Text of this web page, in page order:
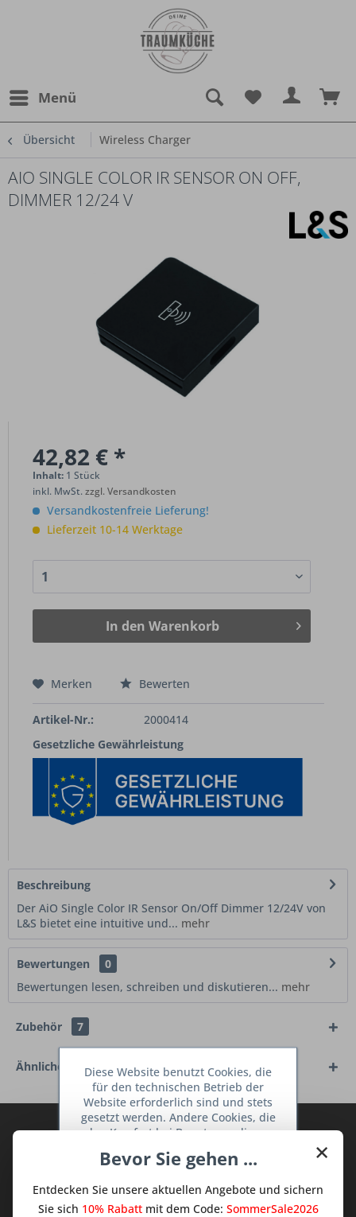
Menü
Übersicht Wireless Charger
AIO SINGLE COLOR IR SENSOR ON OFF,
DIMMER 12/24 V
42,82 € *
Inhalt: 1 Stück
inkl. MwSt.zzgl. Versandkosten
Versandkostenfreie Lieferung!
Lieferzeit 10-14 Werktage
In den Warenkorb
Merken Bewerten
Artikel-Nr.:
2000414
Gesetzliche Gewährleistung
Beschreibung
Der AiO Single Color IR Sensor On/Off Dimmer 12/24V von
L&S bietet eine intuitive und... mehr
Bewertungen
0
Bewertungen lesen, schreiben und diskutieren... mehr
Zubehör 7
Ähnliche Artikel
Abonnieren Sie den kostenlosen Deine
Sie keine Neuigkeit oder Aktion mehr aus
dem Traum Küchen - Shop.
×
Bevor Sie gehen ...
Entdecken Sie unsere aktuellen Angebote und sichern
Sie sich 10% Rabattmit dem Code: SommerSale2026
Diese Website benutzt Cookies, die
für den technischen Betrieb der
Website erforderlich sind und stets
gesetzt werden. Andere Cookies, die
den Komfort bei Benutzung dieser
dienen oder die Interaktion mit
Netzwerken vereinfachen sollen,
werden nur mit Ihrer Zustimmung